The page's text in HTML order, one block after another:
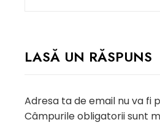
LASĂ UN RĂSPUNS
Adresa ta de email nu va fi
Câmpurile obligatorii sunt